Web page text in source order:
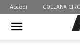
Accedi COLLANA